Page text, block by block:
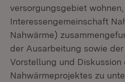
versorgungsgebiet
Interessengemeinschaft
Nahwärme)
der Ausarbeitung sowie
Vorstellung und Diskussion
Nahwärmeprojektes zu